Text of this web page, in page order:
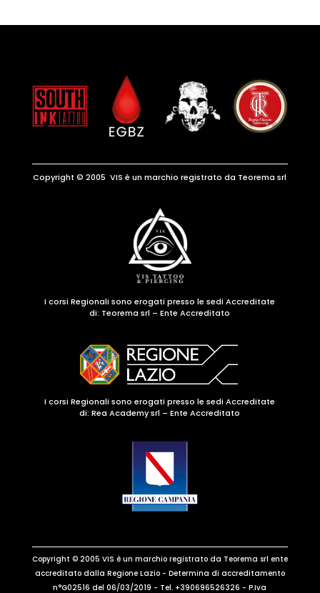
Copyright © 2005 VIS è un marchio registrato da Teorema srl
I corsi Regionali sono erogati presso le sedi Accreditate
di: Teorema srl – Ente Accreditato
I corsi Regionali sono erogati presso le sedi Accreditate
di: Rea Academy srl – Ente Accreditato
Copyright © 2005 VIS è un marchio registrato da Teorema srl ente
accreditato dalla Regione Lazio - Determina di accreditamento
n°G02516 del 06/03/2019 - Tel. +390696526326 - P.Iva